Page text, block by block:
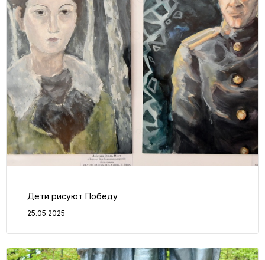
Дети рисуют Победу
25.05.2025